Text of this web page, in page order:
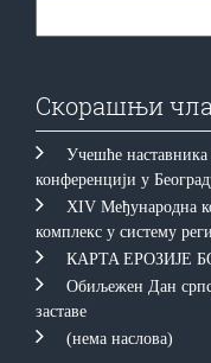
Скорашњи
Учешће
конференцији у
XIV Међународна
комплекс у систему
КAРTA EРOЗИJE
Обиљежен Дан
заставе
(нема наслова)